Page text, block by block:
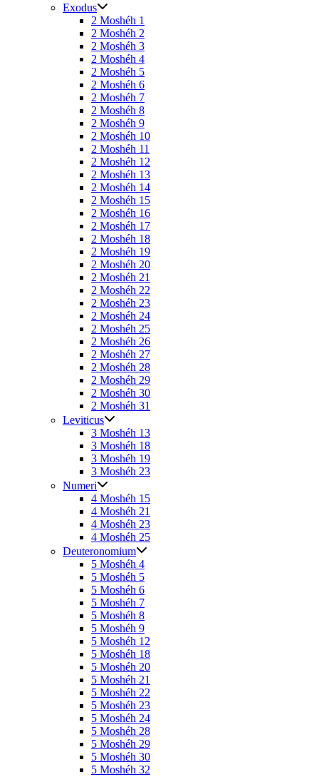
Exodus
2 Moshéh 1
2 Moshéh 2
2 Moshéh 3
2 Moshéh 4
2 Moshéh 5
2 Moshéh 6
2 Moshéh 7
2 Moshéh 8
2 Moshéh 9
2 Moshéh 10
2 Moshéh 11
2 Moshéh 12
2 Moshéh 13
2 Moshéh 14
2 Moshéh 15
2 Moshéh 16
2 Moshéh 17
2 Moshéh 18
2 Moshéh 19
2 Moshéh 20
2 Moshéh 21
2 Moshéh 22
2 Moshéh 23
2 Moshéh 24
2 Moshéh 25
2 Moshéh 26
2 Moshéh 27
2 Moshéh 28
2 Moshéh 29
2 Moshéh 30
2 Moshéh 31
Leviticus
3 Moshéh 13
3 Moshéh 18
3 Moshéh 19
3 Moshéh 23
Numeri
4 Moshéh 15
4 Moshéh 21
4 Moshéh 23
4 Moshéh 25
Deuteronomium
5 Moshéh 4
5 Moshéh 5
5 Moshéh 6
5 Moshéh 7
5 Moshéh 8
5 Moshéh 9
5 Moshéh 12
5 Moshéh 18
5 Moshéh 20
5 Moshéh 21
5 Moshéh 22
5 Moshéh 23
5 Moshéh 24
5 Moshéh 28
5 Moshéh 29
5 Moshéh 30
5 Moshéh 32